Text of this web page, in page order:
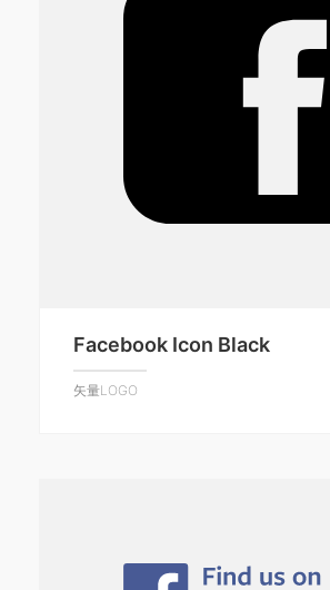
Facebook Icon Black
矢量LOGO